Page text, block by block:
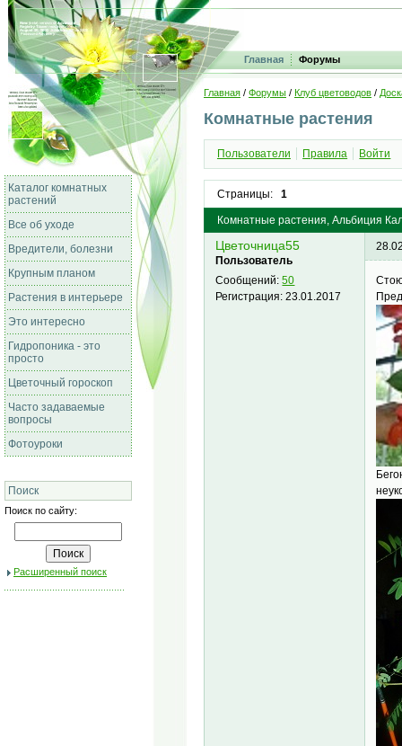
Главная Форумы
Каталог комнатных
растений
Все об уходе
Вредители, болезни
Крупным планом
Растения в интерьере
Это интересно
Гидропоника - это
просто
Цветочный гороскоп
Часто задаваемые
вопросы
Фотоуроки
Поиск
Поиск по сайту:
Расширенный поиск
Главная / Форумы / Клуб цветоводов /
Комнатные растения
Пользователи Правила Войти
Страницы: 1
Комнатные растения, Альбиция
Цветочница55
Пользователь
Сообщений:50
Регистрация:23.01.2017